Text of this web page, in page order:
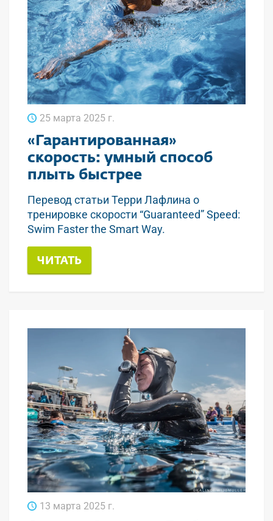
25 марта 2025 г.
«Гарантированная»
скорость: умный способ
плыть быстрее
Перевод статьи Терри Лафлина о
тренировке скорости “Guaranteed” Speed:
Swim Faster the Smart Way.
ЧИТАТЬ
13 марта 2025 г.